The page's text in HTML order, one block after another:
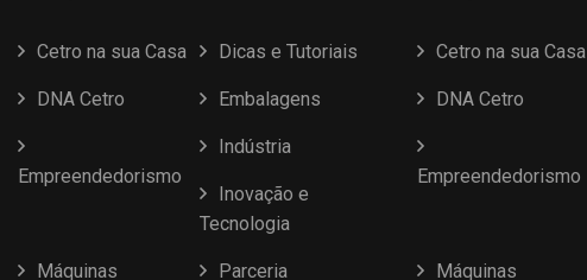
Cetro na sua Casa Dicas e Tutoriais
DNA Cetro Embalagens
Empreendedorismo
Indústria
Inovação e
Tecnologia
Máquinas Parceria
Cetro na sua Casa
DNA Cetro
Empreendedorismo
Máquinas